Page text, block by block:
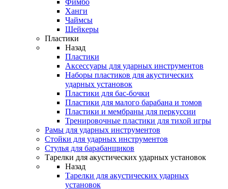
Фимбо
Ханги
Чаймсы
Шейкеры
Пластики
Назад
Пластики
Аксессуары для ударных инструментов
Наборы пластиков для акустических
ударных установок
Пластики для бас-бочки
Пластики для малого барабана и томов
Пластики и мембраны для перкуссии
Тренировочные пластики для тихой игры
Рамы для ударных инструментов
Стойки для ударных инструментов
Стулья для барабанщиков
Тарелки для акустических ударных установок
Назад
Тарелки для акустических ударных
установок